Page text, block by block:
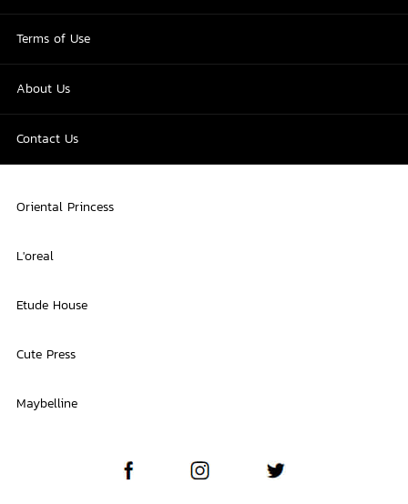
Terms of Use
About Us
Contact Us
Oriental Princess
L'oreal
Etude House
Cute Press
Maybelline